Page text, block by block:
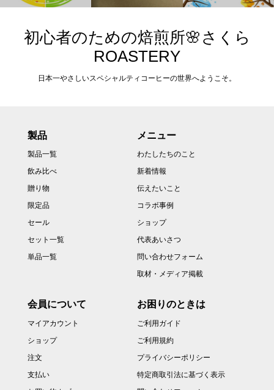
格
は
¥6,600
し
価
格
は
で
格
は
し
在
初心者のための焙煎所🌸さくら
ROASTERY
日本一やさしいスペシャルティコーヒーの世界へようこそ。
製品
製品一覧
飲み比べ
贈り物
限定品
セール
セット一覧
単品一覧
メニュー
わたしたちのこと
新着情報
伝えたいこと
コラボ事例
ショップ
代表あいさつ
問い合わせフォーム
取材・メディア掲載
会員について
マイアカウント
ショップ
注文
支払い
お困りのときは
ご利用ガイド
ご利用規約
プライバシーポリシー
特定商取引法に基づく表示